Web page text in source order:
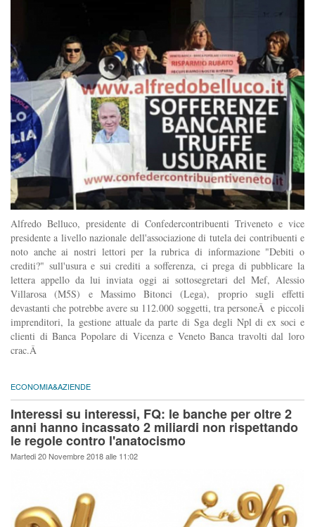
Alfredo Belluco, presidente di Confedercontribuenti Triveneto e vice
presidente a livello nazionale dell'associazione di tutela dei contribuenti e
noto anche ai nostri lettori per la rubrica di informazione "Debiti o
crediti?" sull'usura e sui crediti a sofferenza, ci prega di pubblicare la
lettera appello da lui inviata oggi ai sottosegretari del Mef, Alessio
Villarosa (M5S) e Massimo Bitonci (Lega), proprio sugli effetti
devastanti che potrebbe avere su 112.000 soggetti, tra personeÂ e piccoli
imprenditori, la gestione attuale da parte di Sga degli Npl di ex soci e
clienti di Banca Popolare di Vicenza e Veneto Banca travolti dal loro
crac.Â
ECONOMIA&AZIENDE
Interessi su interessi, FQ: le banche per oltre 2
anni hanno incassato 2 miliardi non rispettando
le regole contro l'anatocismo
Martedi 20 Novembre 2018 alle 11:02